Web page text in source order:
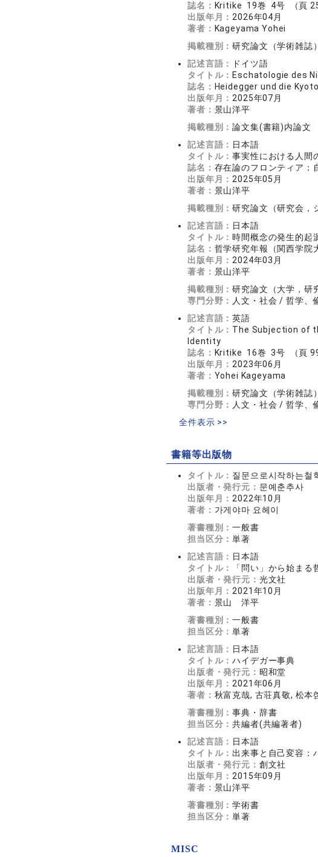
誌名： Kritike 19巻 4号 （頁 25
出版年月： 2026年04月
著者： Kageyama Yohei
掲載種別：研究論文（学術雑誌）
記述言語：
ドイツ語
タイトル： Eschatologie des
誌名： Heidegger und die
出版年月： 2025年07月
著者： 景山洋平
掲載種別：論文集(書籍)内論文
記述言語： 日本語
タイトル：事実性における人間
誌名： 存在論のフロンティア：
出版年月： 2025年05月
著者： 景山洋平
掲載種別：研究論文（研究会，
記述言語： 日本語
タイトル：時間概念の発生的起
誌名： 哲学研究年報（関西学院
出版年月： 2024年03月
著者： 景山洋平
掲載種別：研究論文（大学，研
専門分野： 人文・社会 / 哲学、
記述言語：英語
タイトル： The Subjection of
Identity
誌名： Kritike 16巻 3号 （頁 99
出版年月： 2023年06月
著者： Yohei Kageyama
掲載種別：研究論文（学術雑誌）
専門分野： 人文・社会 / 哲学、
全件表示 >>
書籍等出版物
タイトル： 질문으로시작하는철
出版者・発行元： 문예춘추사
出版年月： 2022年10月
著者： 가게야마 요헤이
著書種別：一般書
担当区分：単著
記述言語： 日本語
タイトル：
「問い」から始まる
出版者・発行元： 光文社
出版年月： 2021年10月
著者： 景山 洋平
著書種別：一般書
担当区分：単著
記述言語： 日本語
タイトル：ハイデガー事典
出版者・発行元： 昭和堂
出版年月： 2021年06月
著者： 秋富克哉, 古荘真敬, 松
著書種別：事典・辞書
担当区分：共編者(共編著者)
記述言語： 日本語
タイトル： 出来事と自己変容：
出版者・発行元： 創文社
出版年月： 2015年09月
著者： 景山洋平
著書種別：学術書
担当区分：単著
MISC